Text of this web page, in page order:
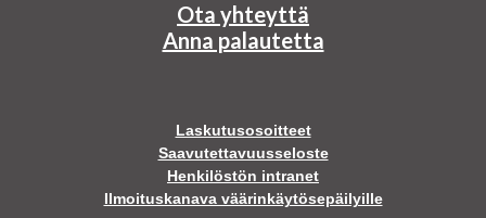
Ota yhteyttä
Anna palautetta
Laskutusosoitteet
Saavutettavuusseloste
Henkilöstön intranet
Ilmoituskanava väärinkäytösepäilyille